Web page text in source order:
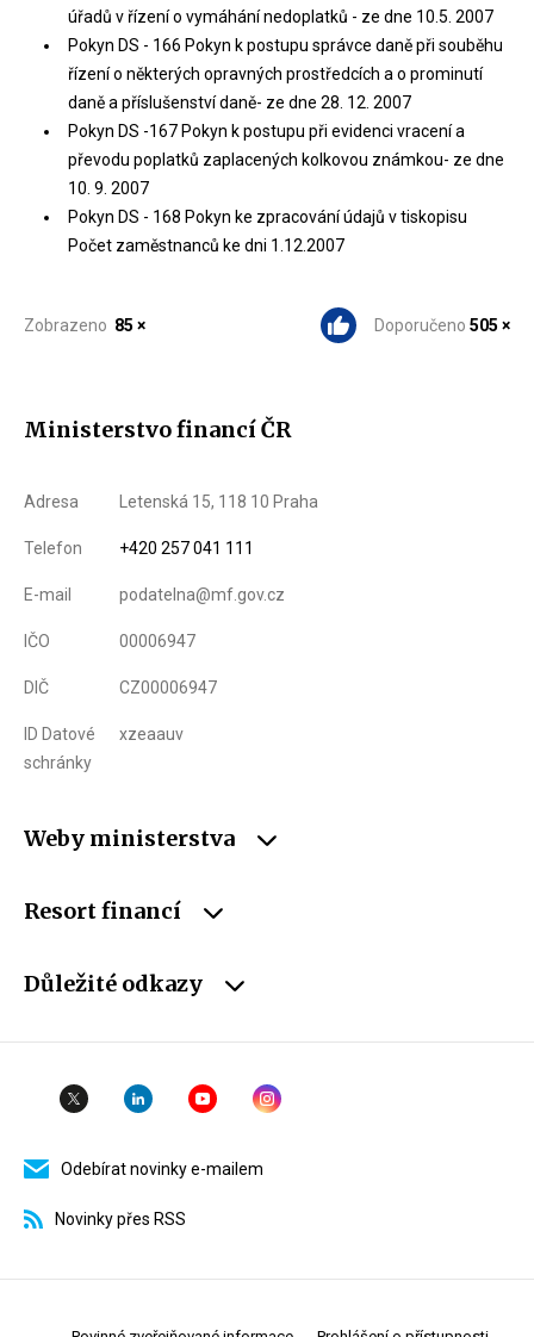
úřadů v řízení o vymáhání nedoplatků - ze dne 10.5. 2007
Pokyn DS - 166 Pokyn k postupu správce daně při souběhu
řízení o některých opravných prostředcích a o prominutí
daně a příslušenství daně- ze dne 28. 12. 2007
Pokyn DS -167 Pokyn k postupu při evidenci vracení a
převodu poplatků zaplacených kolkovou známkou- ze dne
10. 9. 2007
Pokyn DS - 168 Pokyn ke zpracování údajů v tiskopisu
Počet zaměstnanců ke dni 1.12.2007
Zobrazeno 85 × Doporučeno 505 ×
Ministerstvo financí ČR
Adresa Letenská 15, 118 10 Praha
Telefon +420 257 041 111
E-mail podatelna@mf.gov.cz
IČO 00006947
DIČ CZ00006947
ID Datové
schránky
xzeaauv
Weby ministerstva
Resort financí
Důležité odkazy
Odebírat novinky e-mailem
Novinky přes RSS